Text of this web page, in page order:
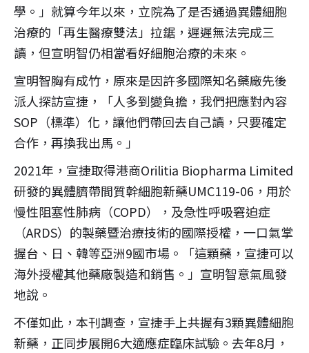
學。」就算今年以來，立院為了是否通過異體細胞
治療的「再生醫療雙法」拉鋸，遲遲無法完成三
讀，但宣明智仍相當看好細胞治療的未來。
宣明智胸有成竹，原來是因許多國際知名藥廠先後
派人探訪宣捷，「人多到變負擔，我們把應對內容
SOP（標準）化，讓他們帶回去自己讀，只要確定
合作，再換我出馬。」
2021年，宣捷取得港商Orilitia Biopharma Limited
研發的異體臍帶間質幹細胞新藥UMC119-06，用於
慢性阻塞性肺病（COPD），及急性呼吸窘迫症
（ARDS）的製藥暨治療技術的國際授權，一口氣掌
握台、日、韓等亞洲9國市場。「這顆藥，宣捷可以
海外授權其他藥廠製造和銷售。」宣明智意氣風發
地說。
不僅如此，本刊調查，宣捷手上共握有3顆異體細胞
新藥，正同步展開6大適應症臨床試驗。去年8月，